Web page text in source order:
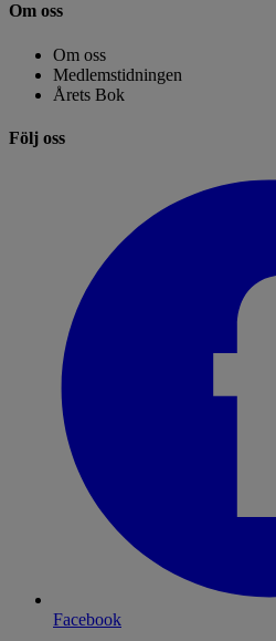
Om oss
Om oss
Medlemstidningen
Årets Bok
Följ oss
Facebook